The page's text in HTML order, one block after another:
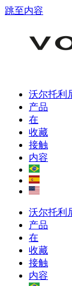
跳至内容
沃尔托利
产品
在
收藏
接触
内容
沃尔托利
产品
在
收藏
接触
内容